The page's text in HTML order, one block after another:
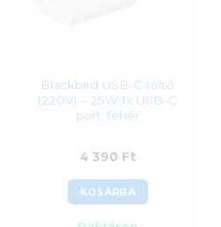
Blackbird USB-C töltő
(220V) – 25W 1x USB-C
port, fehér
4 390 Ft
KOSÁRBA